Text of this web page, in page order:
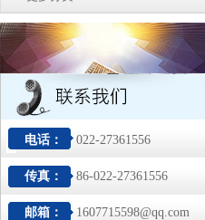
电话： 022-27361556
传真： 86-022-27361556
邮箱： 1607715598@qq.com